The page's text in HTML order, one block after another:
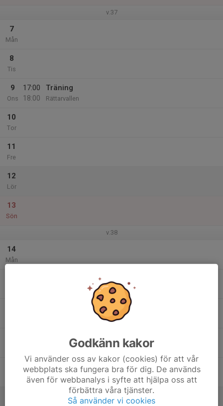
v.37
7
Mån
8
Tis
9
Ons
17:00
18:00
Träning
Rättarvallen
10
Tor
11
Fre
12
Lör
13
Sön
v.38
14
Mån
Godkänn kakor
Vi använder oss av kakor (cookies) för att vår
webbplats ska fungera bra för dig. De används
även för webbanalys i syfte att hjälpa oss att
förbättra våra tjänster.
Så använder vi cookies